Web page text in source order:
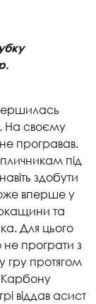
На своєму
програвав.
під
здобути
вперше у
та
Для цього
не програти з
гру протягом
Карбону
віддав асист